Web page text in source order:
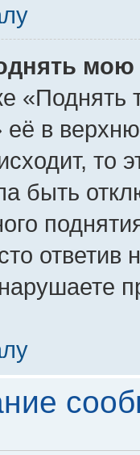
мою
«Поднять
её в
то
быть
ответив